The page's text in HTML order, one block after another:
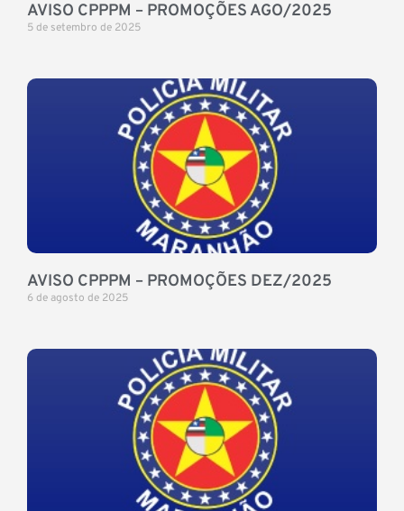
AVISO CPPPM – PROMOÇÕES AGO/2025
5 de setembro de 2025
AVISO CPPPM – PROMOÇÕES DEZ/2025
6 de agosto de 2025